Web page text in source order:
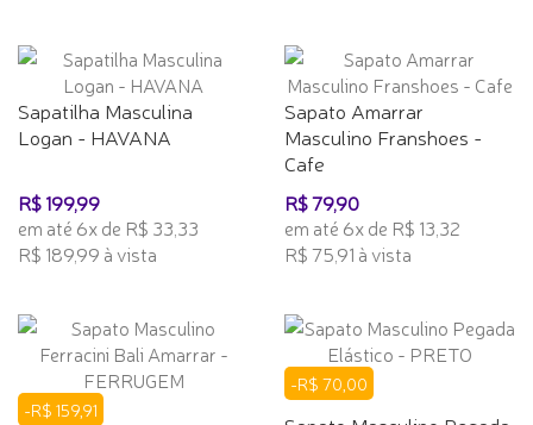
Sapatilha Masculina
Logan - HAVANA
R$ 199,99
em até 6x de R$ 33,33
R$ 189,99 à vista
Sapato Amarrar
Masculino Franshoes -
Cafe
R$ 79,90
em até 6x de R$ 13,32
R$ 75,91 à vista
-R$ 159,91
-R$ 70,00